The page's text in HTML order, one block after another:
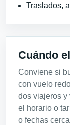
Traslados,
Cuándo
Conviene si
con vuelo
dos viajeros y
el horario o
o fechas